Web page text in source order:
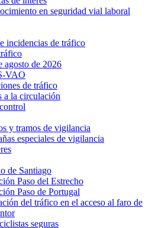
en seguridad vial laboral
incidencias de tráfico
agosto de 2026
VAO
de tráfico
a la circulación
y tramos de vigilancia
especiales de vigilancia
de Santiago
Paso del Estrecho
Paso de Portugal
del tráfico en el acceso al faro de
seguras